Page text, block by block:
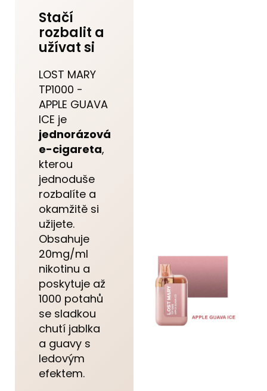
Stačí
rozbalit a
užívat si
LOST MARY
TP1000 -
APPLE GUAVA
ICE je
jednorázová
e-cigareta,
kterou
jednoduše
rozbalíte a
okamžitě si
užijete.
Obsahuje
20mg/ml
nikotinu a
poskytuje až
1000 potahů
se sladkou
chutí jablka
a guavy s
ledovým
efektem.